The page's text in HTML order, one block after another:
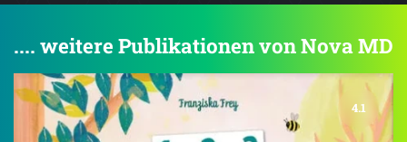
.... weitere Publikationen von Nova MD
4.1